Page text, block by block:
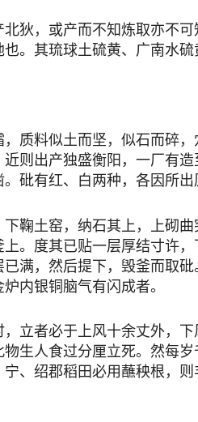
，或产而不知炼取亦不可
。其琉球土硫黄、广南水硫
料似土而坚，似石而碎，
则出产独盛衡阳，一厂有
砒有红、白两种，各因所出
土窑，纳石其上，上砌曲
。度其已贴一层厚结寸许
已满，然后提下，毁釜而取
内银铜脑气有闪成者。
者必于上风十余丈外，下
生人食过分厘立死。然每
、绍郡稻田必用蘸秧根，